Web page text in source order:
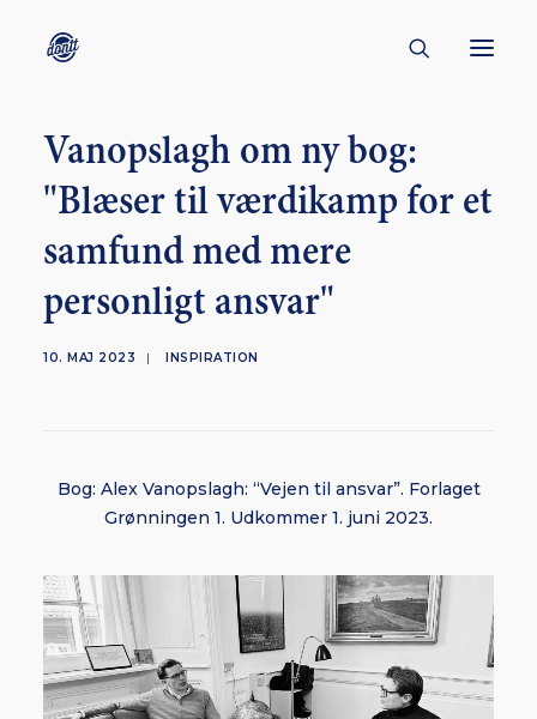
CONTACT
ABOUT
ENGLISH
SUBSCRIBE
Vanopslagh om ny bog:
"Blæser til værdikamp for et
samfund med mere
personligt ansvar"
10. MAJ 2023 | INSPIRATION
Bog: Alex Vanopslagh: “Vejen til ansvar”. Forlaget
Grønningen 1. Udkommer 1. juni 2023.